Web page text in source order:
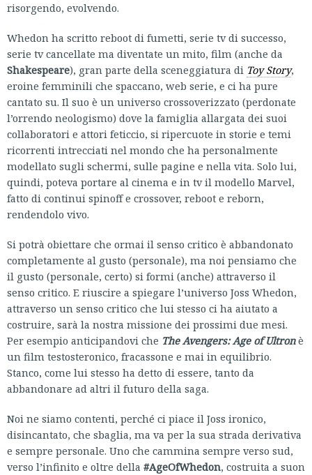
risorgendo, evolvendo.
Whedon ha scritto reboot di fumetti, serie tv di successo,
serie tv cancellate ma diventate un mito, film (anche da
Shakespeare), gran parte della sceneggiatura di Toy Story,
eroine femminili che spaccano, web serie, e ci ha pure
cantato su. Il suo è un universo crossoverizzato (perdonate
l’orrendo neologismo) dove la famiglia allargata dei suoi
collaboratori e attori feticcio, si ripercuote in storie e temi
ricorrenti intrecciati nel mondo che ha personalmente
modellato sugli schermi, sulle pagine e nella vita. Solo lui,
quindi, poteva portare al cinema e in tv il modello Marvel,
fatto di continui spinoff e crossover, reboot e reborn,
rendendolo vivo.
Si potrà obiettare che ormai il senso critico è abbandonato
completamente al gusto (personale), ma noi pensiamo che
il gusto (personale, certo) si formi (anche) attraverso il
senso critico. E riuscire a spiegare l’universo Joss Whedon,
attraverso un senso critico che lui stesso ci ha aiutato a
costruire, sarà la nostra missione dei prossimi due mesi.
Per esempio anticipandovi che The Avengers: Age of Ultronè
un film testosteronico, fracassone e mai in equilibrio.
Stanco, come lui stesso ha detto di essere, tanto da
abbandonare ad altri il futuro della saga.
Noi ne siamo contenti, perché ci piace il Joss ironico,
disincantato, che sbaglia, ma va per la sua strada derivativa
e sempre personale. Uno che cammina sempre verso sud,
verso l’infinito e oltre della #AgeOfWhedon, costruita a suon